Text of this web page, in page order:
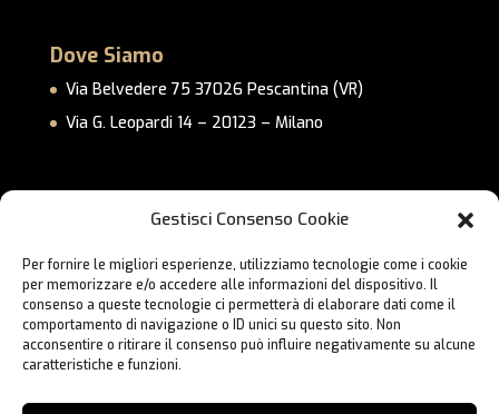
Gestisci Consenso Cookie
Per fornire le migliori esperienze, utilizziamo tecnologie come i cookie
per memorizzare e/o accedere alle informazioni del dispositivo. Il
consenso a queste tecnologie ci permetterà di elaborare dati come il
comportamento di navigazione o ID unici su questo sito. Non
acconsentire o ritirare il consenso può influire negativamente su alcune
caratteristiche e funzioni.
Dove Siamo
Via Belvedere 75 37026 Pescantina (VR)
Via G. Leopardi 14 – 20123 – Milano
Cookie Policy
Lavora con Noi
Contatti